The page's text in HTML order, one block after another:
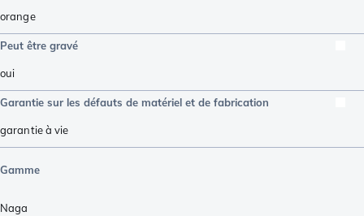
orange
Peut être gravé
oui
Garantie sur les défauts de matériel et de fabrication
garantie à vie
Gamme
Naga